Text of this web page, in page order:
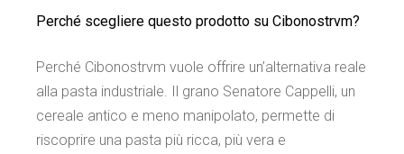
Perché scegliere questo prodotto su Cibonostrvm?
Perché Cibonostrvm vuole offrire un’alternativa reale
alla pasta industriale. Il grano Senatore Cappelli, un
cereale antico e meno manipolato, permette di
riscoprire una pasta più ricca, più vera e